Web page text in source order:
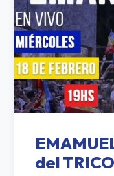
del